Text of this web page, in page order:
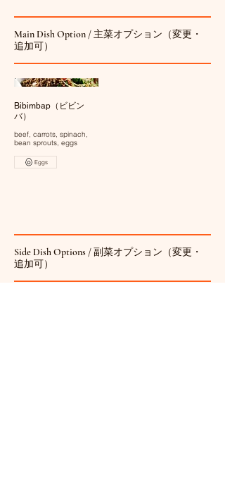
Main Dish Option / 主菜オプション（変更・
追加可）
Bibimbap（ビビン
バ）
beef, carrots, spinach,
bean sprouts, eggs
Eggs
Side Dish Options / 副菜オプション（変更・
追加可）